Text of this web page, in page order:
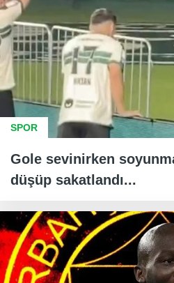
SPOR
Gole sevinirken
düşüp sakatlandı...